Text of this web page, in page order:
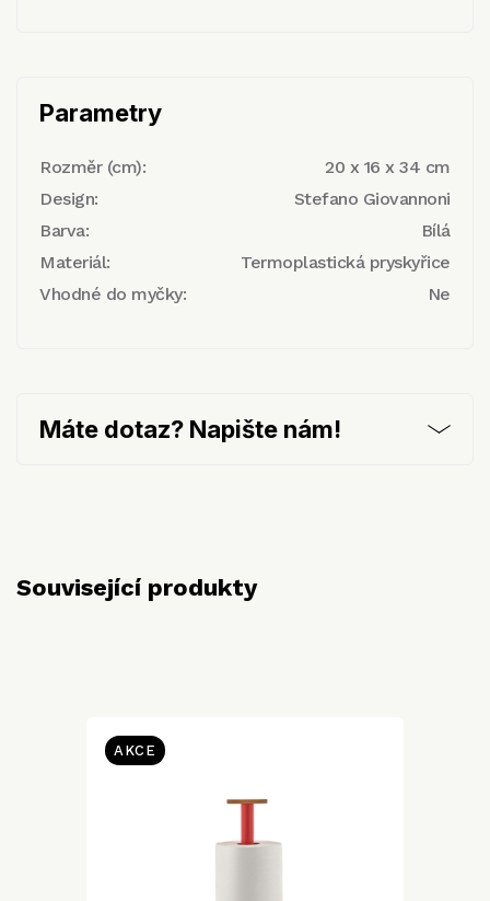
Parametry
Rozměr (cm):
20 x 16 x 34 cm
Design:
Stefano Giovannoni
Barva:
Bílá
Materiál:
Termoplastická pryskyřice
Vhodné do myčky:
Ne
Máte dotaz? Napište nám!
Související produkty
AKCE